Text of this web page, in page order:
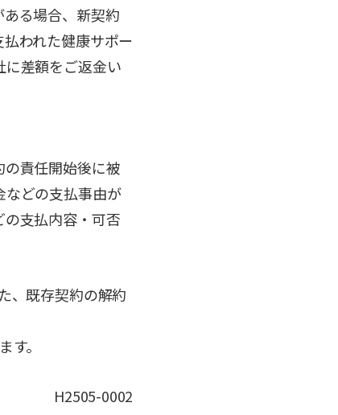
る場合、新契約
われた健康サポー
に差額をご返金い
責任開始後に被
などの支払事由が
支払内容・可否
、既存契約の解約
。
H2505-0002